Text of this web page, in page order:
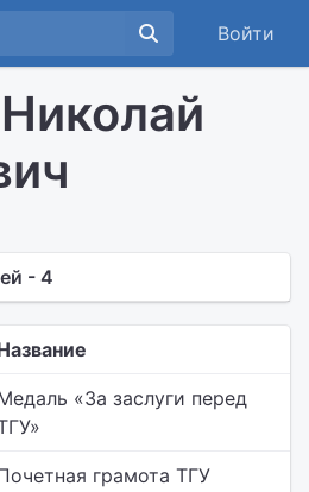
Войти
- 4
«За заслуги перед
грамота ТГУ